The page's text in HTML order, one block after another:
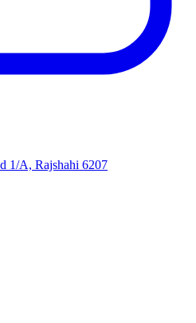
1/A, Rajshahi 6207